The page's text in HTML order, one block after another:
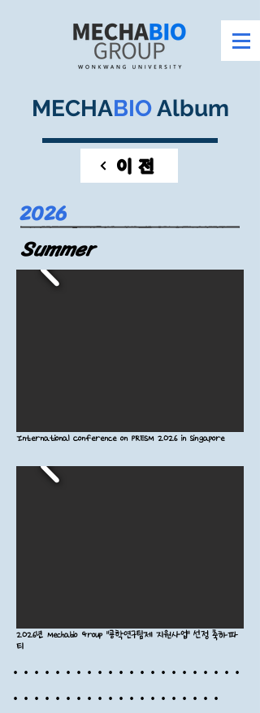
MECHABIOAlbum
이전
2026
Summer
International Conference on PRESM 2026 in Singapore
2026년 Mechabio Group "공학연구팀제 지원사업" 선정 축하파
티
·​ · ​· ​· ​· · ​ · ​· ​· ​· · ​ · ​· ​· ​· · ​ · ​· ​· ​· · ​ ·
· ​· ​· · ​ · ​· ​· ​· · ​ · ​· ​· ​· · ​ · ​· ​· ​· · ​ ·